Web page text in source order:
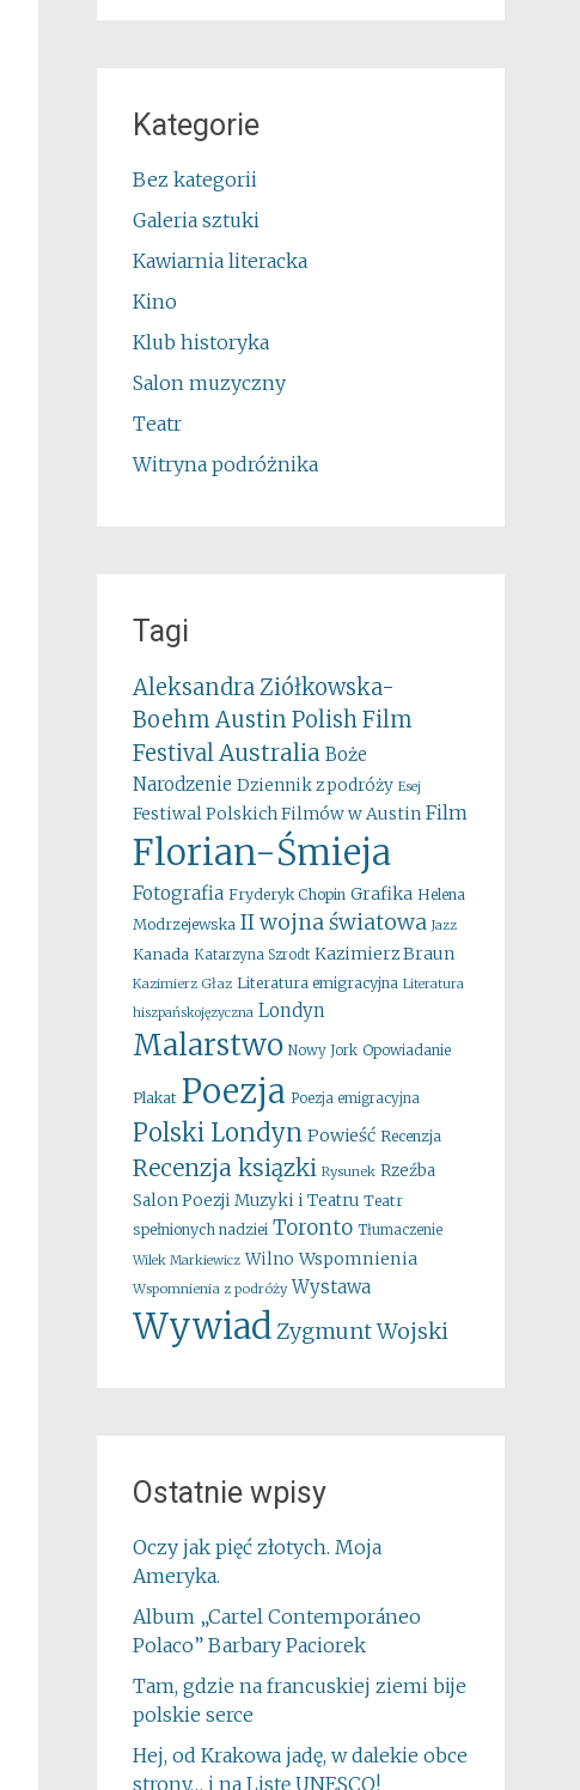
Kategorie
Bez kategorii
Galeria sztuki
Kawiarnia literacka
Kino
Klub historyka
Salon muzyczny
Teatr
Witryna podróżnika
Tagi
Aleksandra Ziółkowska-
Boehm Austin Polish Film
FestivalAustralia Boże
Narodzenie Dziennik z podróży Esej
Festiwal Polskich Filmów w Austin Film
Florian-Śmieja
Fotografia Fryderyk Chopin Grafika Helena
Modrzejewska II wojna światowa Jazz
Kanada Katarzyna Szrodt Kazimierz Braun
Kazimierz Głaz Literatura emigracyjna Literatura
hiszpańskojęzyczna Londyn
Malarstwo Nowy Jork Opowiadanie
Plakat Poezja Poezja emigracyjna
Polski Londyn Powieść Recenzja
Recenzja ksiązki Rysunek Rzeźba
Salon Poezji Muzyki i Teatru Teatr
spełnionych nadziei Toronto Tłumaczenie
Wilek Markiewicz Wilno Wspomnienia
Wspomnienia z podróży Wystawa
WywiadZygmunt Wojski
Ostatnie wpisy
Oczy jak pięć złotych. Moja
Ameryka.
Album „Cartel Contemporáneo
Polaco” Barbary Paciorek
Tam, gdzie na francuskiej ziemi bije
polskie serce
Hej, od Krakowa jadę, w dalekie obce
strony… i na Listę UNESCO!